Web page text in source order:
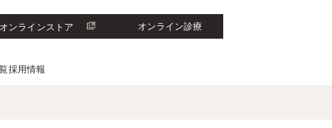
オンラインストア オンライン診療
採用情報